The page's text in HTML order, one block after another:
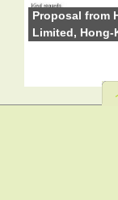
Proposal from
Limited, Hong-